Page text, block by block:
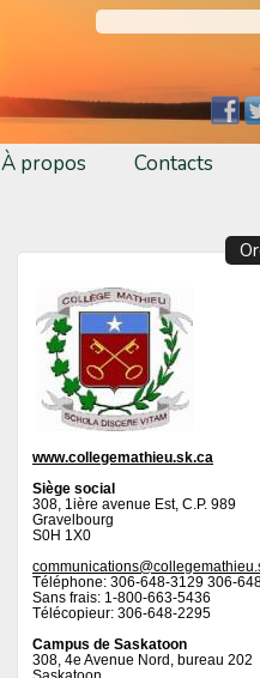
À propos Contacts
www.collegemathieu.sk.ca
Siège social
308, 1ière avenue Est, C.P. 989
Gravelbourg
S0H 1X0
Téléphone: 306-648-3129 306-
Sans frais: 1-800-663-5436
Télécopieur: 306-648-2295
Campus de Saskatoon
308, 4e Avenue Nord, bureau 202